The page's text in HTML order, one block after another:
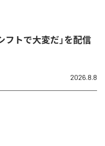
フトで大変だ」を配信
2026.8.8